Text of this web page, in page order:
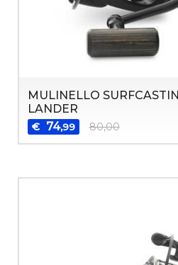
MULINELLO
LANDER
€ 74,99 80,00